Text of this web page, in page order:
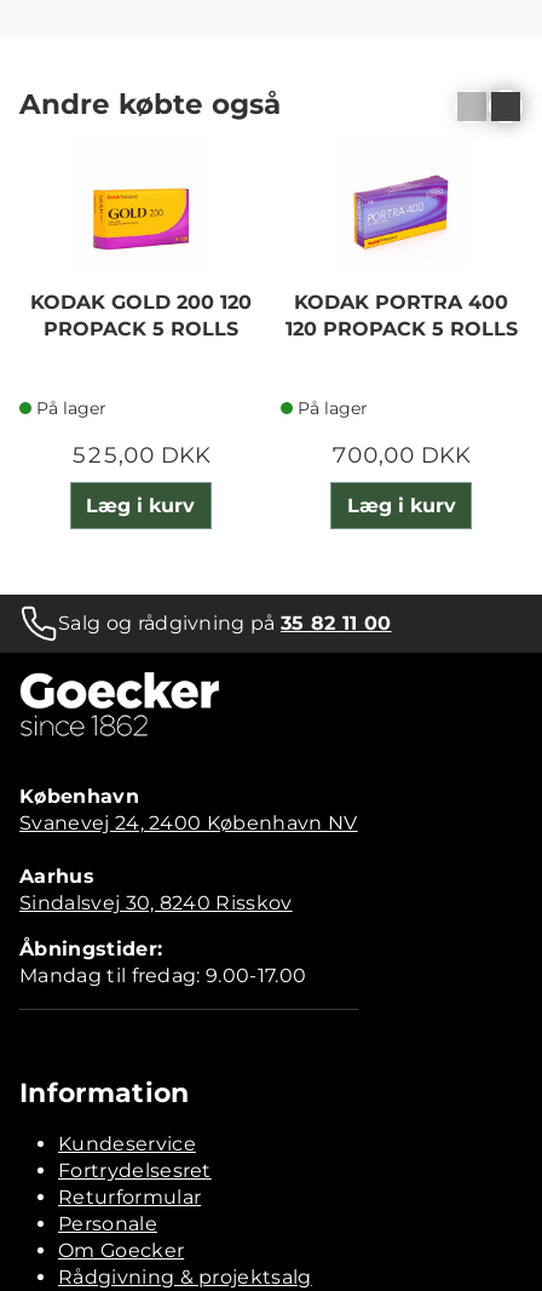
Andre købte også
KODAK GOLD 200 120
PROPACK 5 ROLLS
På lager
525,00 DKK
Læg i kurv
KODAK PORTRA 400
120 PROPACK 5 ROLLS
På lager
700,00 DKK
Læg i kurv
Salg og rådgivning på35 82 11 00
København
Svanevej 24, 2400 København NV
Aarhus
Sindalsvej 30, 8240 Risskov
Åbningstider:
Mandag til fredag: 9.00-17.00
Information
Kundeservice
Fortrydelsesret
Returformular
Personale
Om Goecker
Rådgivning & projektsalg